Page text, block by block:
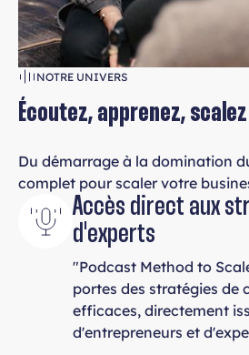
NOTRE UNIVERS
Écoutez, apprenez, scalez
Du démarrage à la domination
complet pour scaler votre
Accès direct aux
d'experts
"Podcast Method to
portes des stratégies de
efficaces, directement
d'entrepreneurs et